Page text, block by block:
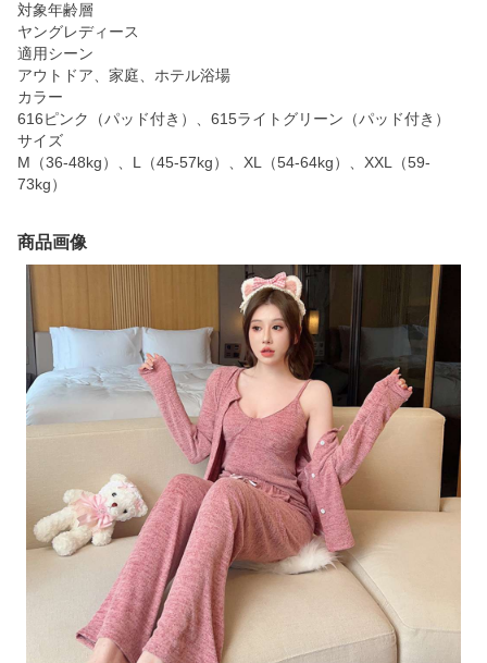
対象年齢層
ヤングレディース
適用シーン
アウトドア、家庭、ホテル浴場
カラー
616ピンク（パッド付き）、615ライトグリーン（パッド付き）
サイズ
M（36-48kg）、L（45-57kg）、XL（54-64kg）、XXL（59-
73kg）
商品画像